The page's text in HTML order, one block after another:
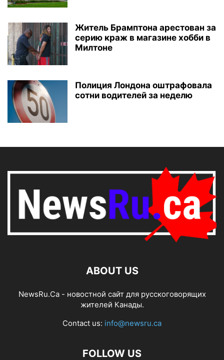
Житель Брамптона арестован за
серию краж в магазине хобби в
Милтоне
Полиция Лондона оштрафовала
сотни водителей за неделю
ABOUT US
NewsRu.Ca - новостной сайт для русскоговорящих
жителей Канады.
Contact us: info@newsru.ca
FOLLOW US